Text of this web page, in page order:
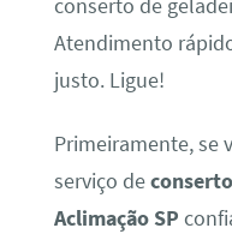
conserto de
Atendimento
justo. Ligue!
Primeiramente, se
serviço de
Aclimação SP